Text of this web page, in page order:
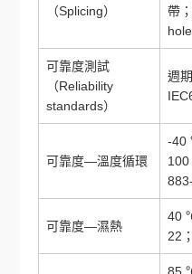
（Splicing）
帶
可靠度測試
（Reliability
standards）
週
可靠度—溫度循環
-40
可靠度—濕熱
40
22